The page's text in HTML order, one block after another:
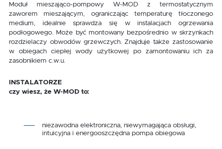
Moduł mieszająco-pompowy W-MOD z termostatycznym
zaworem mieszającym, ograniczając temperaturę tłoczonego
medium, idealnie sprawdza się w instalacjach ogrzewania
podłogowego. Może być montowany bezpośrednio w skrzynkach
rozdzielaczy obwodów grzewczych. Znajduje także zastosowanie
w obiegach ciepłej wody użytkowej po zamontowaniu ich za
zasobnikiem c.w.u.
INSTALATORZE
czy wiesz, że W-MOD to:
niezawodna elektroniczna, niewymagająca obsługi,
intuicyjna i energooszczędna pompa obiegowa